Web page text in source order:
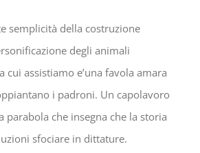
semplicità della costruzione
degli animali
cui assistiamo e’una favola amara
i padroni. Un capolavoro
parabola che insegna che la storia
sfociare in dittature.